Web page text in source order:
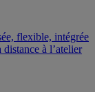
flexible, intégrée
distance à l’atelier